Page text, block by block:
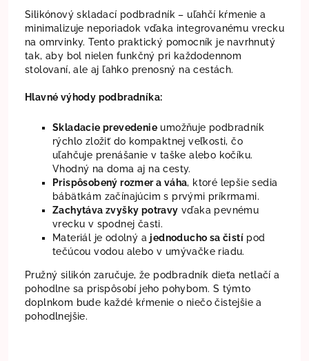
Silikónový skladací podbradník – uľahčí kŕmenie a
minimalizuje neporiadok vďaka integrovanému vrecku
na omrvinky. Tento praktický pomocník je navrhnutý
tak, aby bol nielen funkčný pri každodennom
stolovaní, ale aj ľahko prenosný na cestách.
Hlavné výhody podbradníka:
Skladacie prevedenie umožňuje podbradník
rýchlo zložiť do kompaktnej veľkosti, čo
uľahčuje prenášanie v taške alebo kočíku.
Vhodný na doma aj na cesty.
Prispôsobený rozmer a váha, ktoré lepšie sedia
bábätkám začínajúcim s prvými príkrmami.
Zachytáva zvyšky potravy vďaka pevnému
vrecku v spodnej časti.
Materiál je odolný a jednoducho sa čistí pod
tečúcou vodou alebo v umývačke riadu.
Pružný silikón zaručuje, že podbradník dieťa netlačí a
pohodlne sa prispôsobí jeho pohybom. S týmto
doplnkom bude každé kŕmenie o niečo čistejšie a
pohodlnejšie.